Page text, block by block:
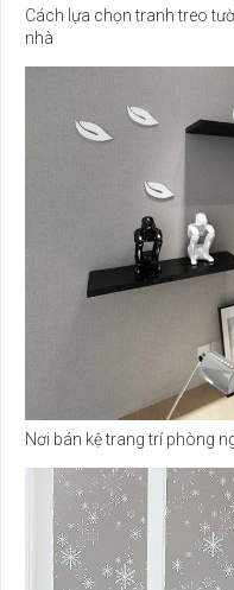
Cách lựa chọn tranh treo
nhà
Nơi bán kệ trang trí phòng